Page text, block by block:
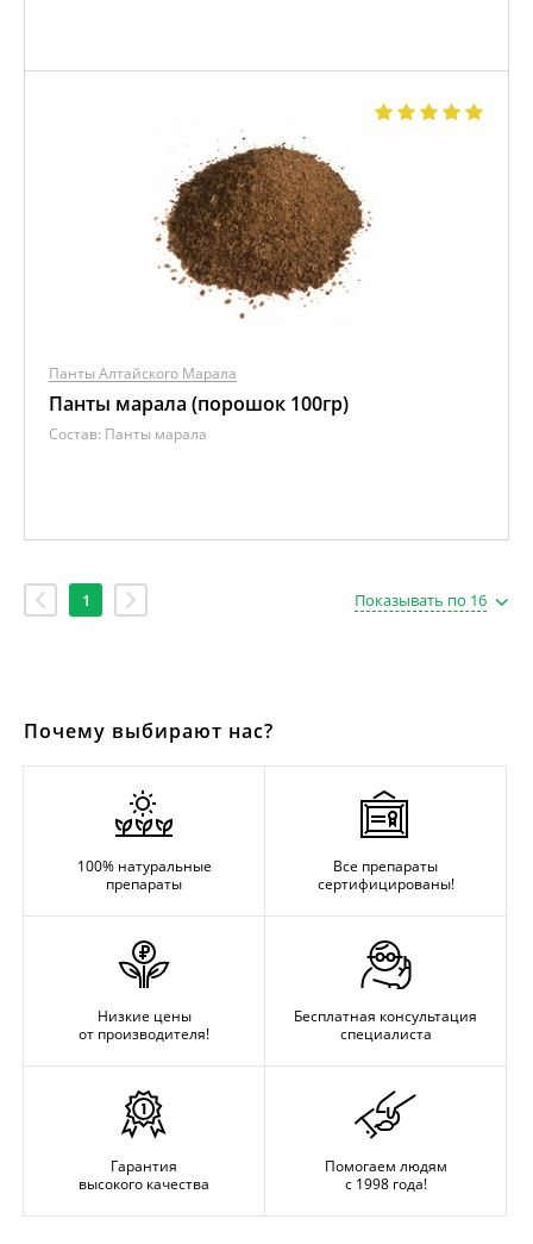
Панты Алтайского Марала
Панты марала (порошок 100гр)
Состав: Панты марала
1 Показывать по 16
Почему выбирают нас?
100% натуральные
препараты
Все препараты
сертифицированы!
Низкие цены
от производителя!
Бесплатная консультация
специалиста
Гарантия
высокого качества
Помогаем людям
с 1998 года!